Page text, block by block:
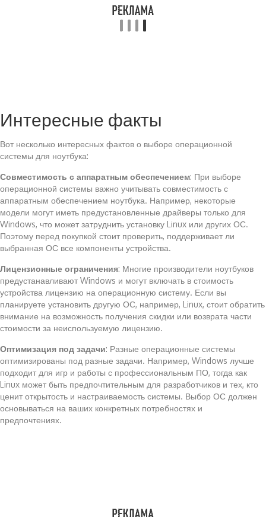
Интересные факты
Вот несколько интересных фактов о выборе операционной
системы для ноутбука:
Совместимость с аппаратным обеспечением: При выборе
операционной системы важно учитывать совместимость с
аппаратным обеспечением ноутбука. Например, некоторые
модели могут иметь предустановленные драйверы только для
Windows, что может затруднить установку Linux или других ОС.
Поэтому перед покупкой стоит проверить, поддерживает ли
выбранная ОС все компоненты устройства.
Лицензионные ограничения: Многие производители ноутбуков
предустанавливают Windows и могут включать в стоимость
устройства лицензию на операционную систему. Если вы
планируете установить другую ОС, например, Linux, стоит обратить
внимание на возможность получения скидки или возврата части
стоимости за неиспользуемую лицензию.
Оптимизация под задачи: Разные операционные системы
оптимизированы под разные задачи. Например, Windows лучше
подходит для игр и работы с профессиональным ПО, тогда как
Linux может быть предпочтительным для разработчиков и тех, кто
ценит открытость и настраиваемость системы. Выбор ОС должен
основываться на ваших конкретных потребностях и
предпочтениях.